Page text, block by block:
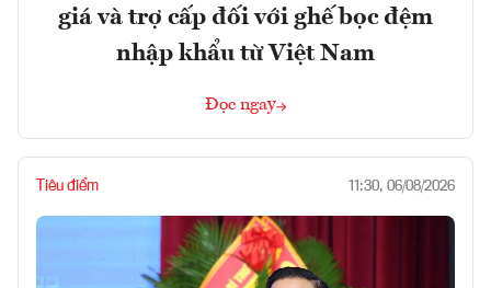
giá và trợ cấp đối với ghế bọc đệm
nhập khẩu từ Việt Nam
Đọc ngay
Tiêu điểm 11:30, 06/08/2026